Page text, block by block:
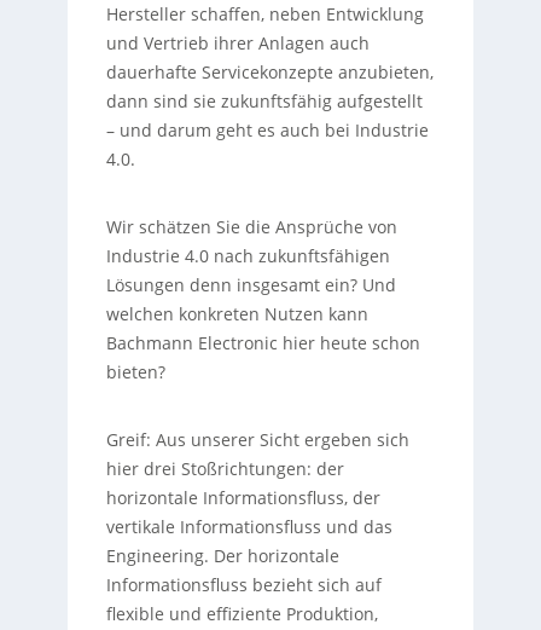
Hersteller schaffen, neben Entwicklung
und Vertrieb ihrer Anlagen auch
dauerhafte Servicekonzepte anzubieten,
dann sind sie zukunftsfähig aufgestellt
– und darum geht es auch bei Industrie
4.0.
Wir schätzen Sie die Ansprüche von
Industrie 4.0 nach zukunftsfähigen
Lösungen denn insgesamt ein? Und
welchen konkreten Nutzen kann
Bachmann Electronic hier heute schon
bieten?
Greif: Aus unserer Sicht ergeben sich
hier drei Stoßrichtungen: der
horizontale Informationsfluss, der
vertikale Informationsfluss und das
Engineering. Der horizontale
Informationsfluss bezieht sich auf
flexible und effiziente Produktion,